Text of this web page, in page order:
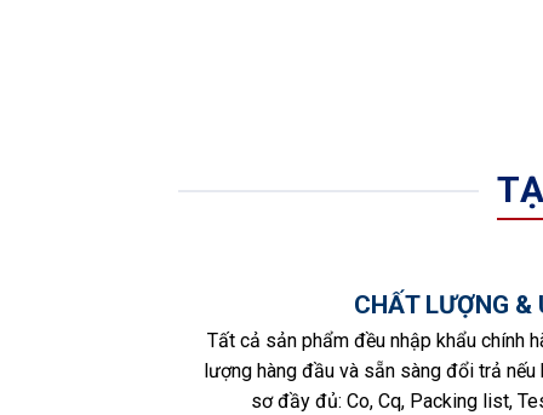
CHẤT LƯỢNG &
Tất cả sản phẩm đều nhập khẩu chính
lượng hàng đầu và sẵn sàng đổi trả nếu
sơ đầy đủ: Co, Cq, Packing list,